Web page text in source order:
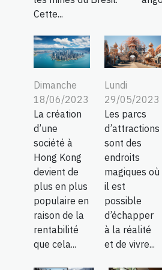
Cette...
Dimanche
18/06/2023
La création
d’une
société à
Hong Kong
devient de
plus en plus
populaire en
raison de la
rentabilité
que cela...
Lundi
29/05/2023
Les parcs
d’attractions
sont des
endroits
magiques où
il est
possible
d’échapper
à la réalité
et de vivre...